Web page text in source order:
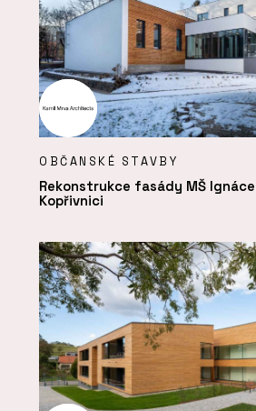
OBČANSKÉ STAVBY
Rekonstrukce fasády MŠ
Kopřivnici